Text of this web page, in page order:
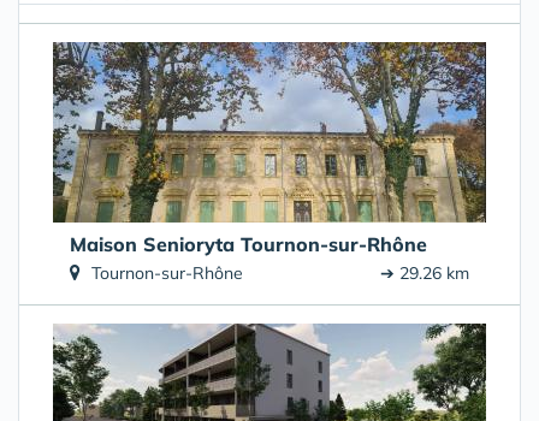
Maison Senioryta Tournon-sur-Rhône
Tournon-sur-Rhône ➔ 29.26 km